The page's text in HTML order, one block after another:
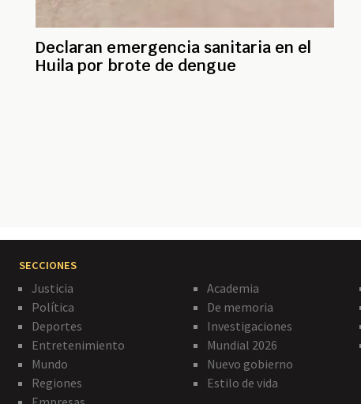
Declaran emergencia sanitaria en el
Huila por brote de dengue
SECCIONES
Justicia
Política
Deportes
Entretenimiento
Mundo
Regiones
Academia
De memoria
Investigaciones
Mundial 2026
Nuevo gobierno
Estilo de vida